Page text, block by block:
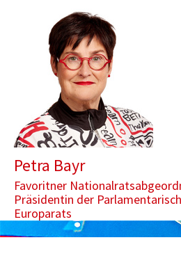
Aktuelle Seite: SP-Bayr begrüßt
Petra Bayr
Favoritner
Präsidentin der
Europarats